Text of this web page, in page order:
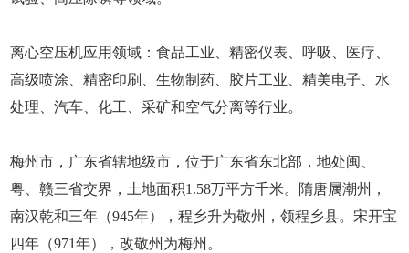
离心空压机应用领域：食品工业、精密仪表、呼吸、医疗、
高级喷涂、精密印刷、生物制药、胶片工业、精美电子、水
处理、汽车、化工、采矿和空气分离等行业。
梅州市，广东省辖地级市，位于广东省东北部，地处闽、
粤、赣三省交界，土地面积1.58万平方千米。隋唐属潮州，
南汉乾和三年（945年），程乡升为敬州，领程乡县。宋开宝
四年（971年），改敬州为梅州。